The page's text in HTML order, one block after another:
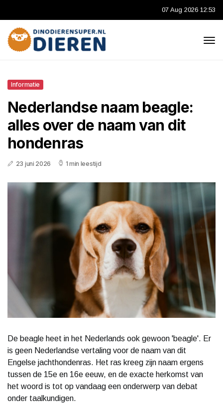
07 Aug 2026 12:53
Informatie
Nederlandse naam beagle:
alles over de naam van dit
hondenras
23 juni 2026 1 min leestijd
De beagle heet in het Nederlands ook gewoon 'beagle'. Er
is geen Nederlandse vertaling voor de naam van dit
Engelse jachthondenras. Het ras kreeg zijn naam ergens
tussen de 15e en 16e eeuw, en de exacte herkomst van
het woord is tot op vandaag een onderwerp van debat
onder taalkundigen.